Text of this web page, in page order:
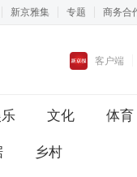
新京雅集 专题 商务合
客户端
文化 体育
乡村